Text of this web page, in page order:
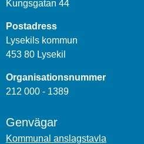
Kungsgatan 44
Postadress
Lysekils kommun
453 80 Lysekil
Organisationsnummer
212 000 - 1389
Genvägar
Kommunal anslagstavla